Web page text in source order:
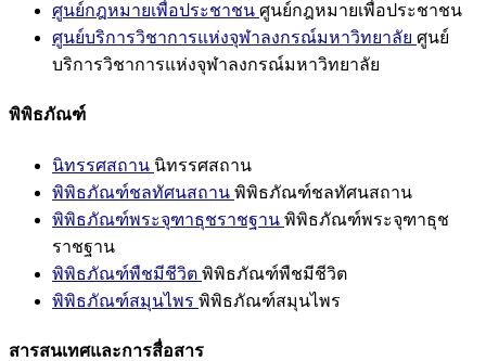
ศูนย์กฎหมายเพื่อประชาชน ศูนย์กฎหมายเพื่อประชาชน
ศูนย์บริการวิชาการแห่งจุฬาลงกรณ์มหาวิทยาลัย ศูนย์
บริการวิชาการแห่งจุฬาลงกรณ์มหาวิทยาลัย
พิพิธภัณฑ์
นิทรรศสถาน นิทรรศสถาน
พิพิธภัณฑ์ชลทัศนสถาน พิพิธภัณฑ์ชลทัศนสถาน
พิพิธภัณฑ์พระจุฑาธุชราชฐาน พิพิธภัณฑ์พระจุฑาธุช
ราชฐาน
พิพิธภัณฑ์พืชมีชีวิต พิพิธภัณฑ์พืชมีชีวิต
พิพิธภัณฑ์สมุนไพร พิพิธภัณฑ์สมุนไพร
สารสนเทศและการสื่อสาร